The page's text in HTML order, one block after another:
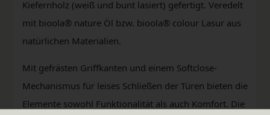
Kiefernholz (weiß und bunt lasiert) gefertigt. Veredelt
mit bioola® nature Öl bzw. bioola® colour Lasur aus
natürlichen Materialien.
Mit gefrästen Griffkanten und einem Softclose-
Mechanismus für leises Schließen der Türen bieten die
Elemente sowohl Funktionalität als auch Komfort. Die